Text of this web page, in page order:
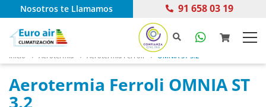
Nosotros te Llamamos 91 658 03 19
Inicio Aerotermia Aerotermia Ferroli OMNIA ST 3.2
Aerotermia Ferroli OMNIA ST
3.2